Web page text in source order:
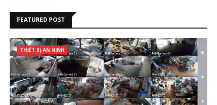
FEATURED POST
THIẾT BỊ AN NINH